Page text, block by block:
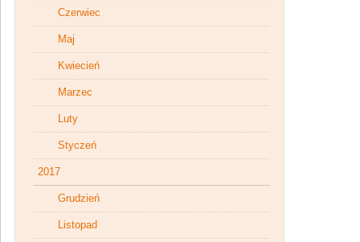
Czerwiec
Maj
Kwiecień
Marzec
Luty
Styczeń
2017
Grudzień
Listopad